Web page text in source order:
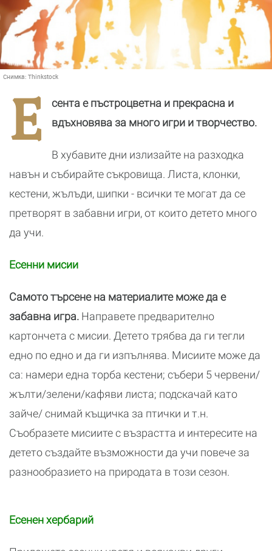
Снимка: Thinkstock
Е
сента е пъстроцветна и прекрасна и
вдъхновява за много игри и творчество.
В хубавите дни излизайте на разходка
навън и събирайте съкровища. Листа, клонки,
кестени, жълъди, шипки - всички те могат да се
претворят в забавни игри, от които детето много
да учи.
Есенни мисии
Самото търсене на материалите може да е
забавна игра. Направете предварително
картончета с мисии. Детето трябва да ги тегли
едно по едно и да ги изпълнява. Мисиите може да
са: намери една торба кестени; събери 5 червени/
жълти/зелени/кафяви листа; подскачай като
зайче/ снимай къщичка за птички и т.н.
Съобразете мисиите с възрастта и интересите на
детето създайте възможности да учи повече за
разнообразието на природата в този сезон.
Есенен хербарий